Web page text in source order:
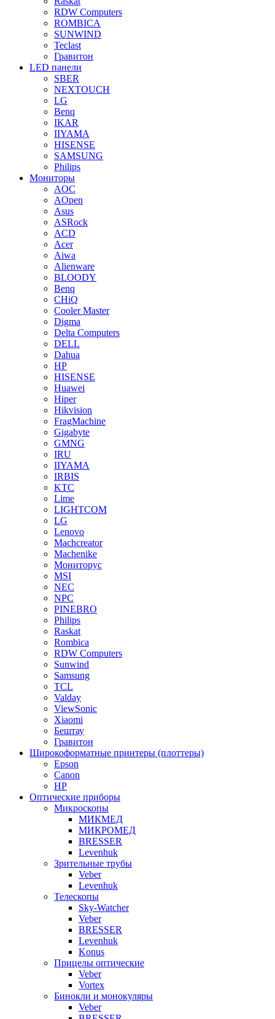
RDW Computers
ROMBICA
SUNWIND
Teclast
Гравитон
LED панели
SBER
NEXTOUCH
LG
Benq
IKAR
IIYAMA
HISENSE
SAMSUNG
Philips
Мониторы
AOC
AOpen
Asus
ASRock
ACD
Acer
Aiwa
Alienware
BLOODY
Benq
CHiQ
Cooler Master
Digma
Delta Computers
DELL
Dahua
HP
HISENSE
Huawei
Hiper
Hikvision
FragMachine
Gigabyte
GMNG
IRU
IIYAMA
IRBIS
KTC
Lime
LIGHTCOM
LG
Lenovo
Machcreator
Machenike
Мониторус
MSI
NEC
NPC
PINEBRO
Philips
Raskat
Rombica
RDW Computers
Sunwind
Samsung
TCL
Valday
ViewSonic
Xiaomi
Бештау
Гравитон
Широкоформатные принтеры (плоттеры)
Epson
Canon
HP
Оптические приборы
Микроскопы
МИКМЕД
МИКРОМЕД
BRESSER
Levenhuk
Зрительные трубы
Veber
Levenhuk
Телескопы
Sky-Watcher
Veber
BRESSER
Levenhuk
Konus
Прицелы оптические
Veber
Vortex
Бинокли и монокуляры
Veber